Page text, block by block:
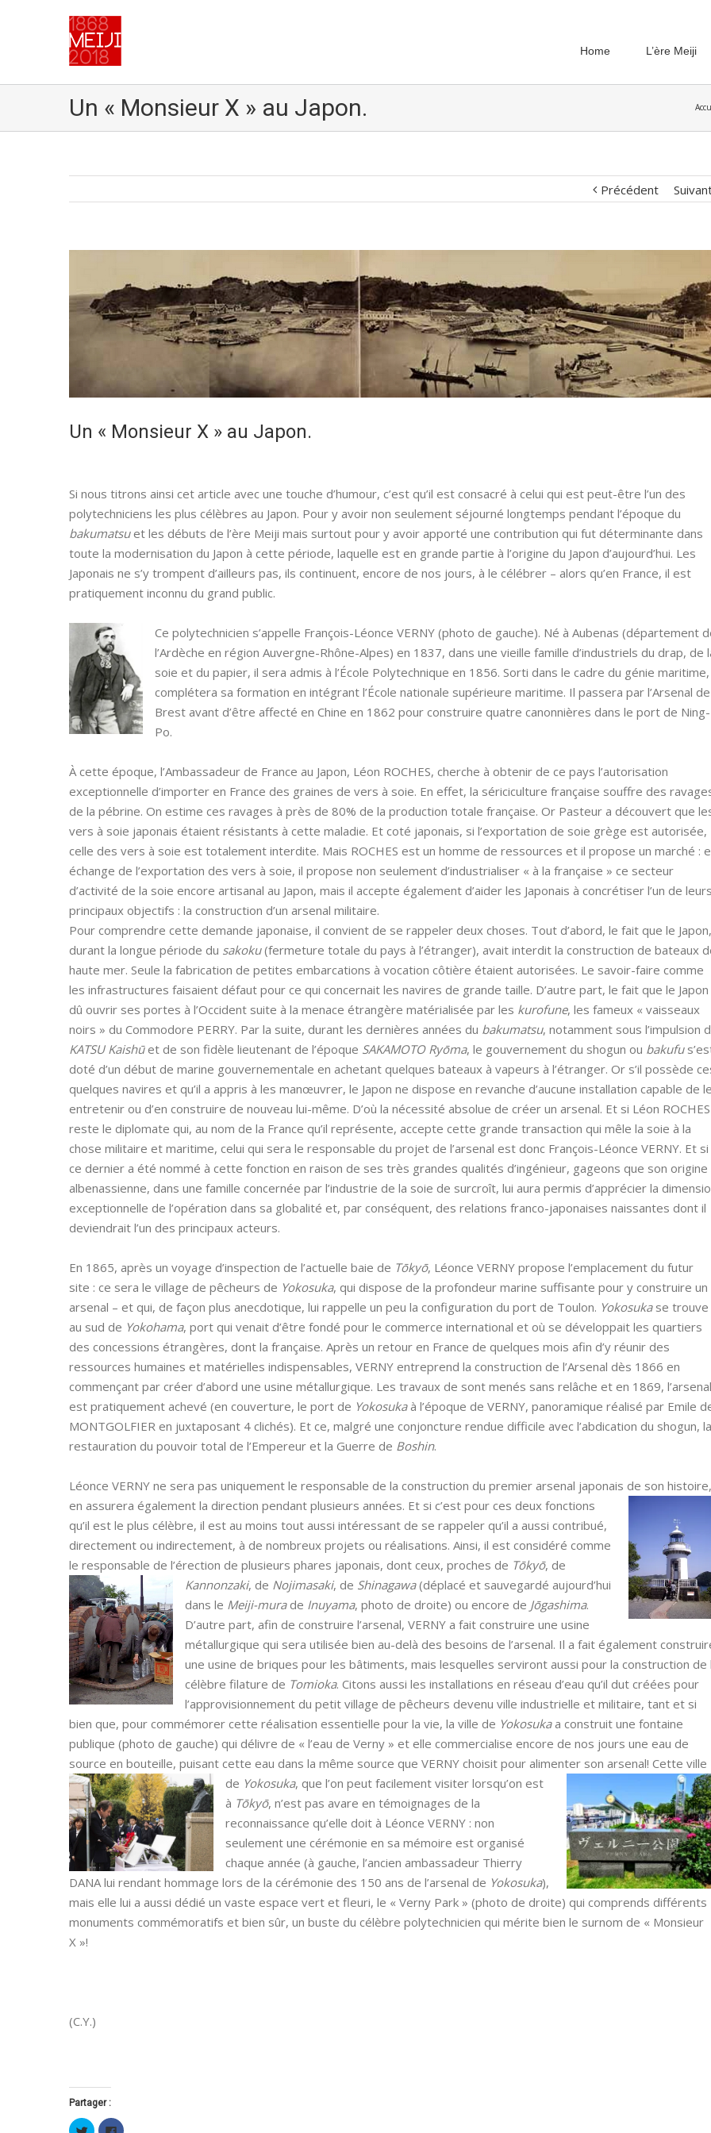
Home L’ère Meiji
Un « Monsieur X » au Japon.
Précédent
agrandie
Un « Monsieur X » au Japon.
Si nous titrons ainsi cet article avec une touche d’humour, c’est qu’il est consacré à celui qui est peut-être l’un des
polytechniciens les plus célèbres au Japon. Pour y avoir non seulement séjourné longtemps pendant l’époque du
bakumatsuet les débuts de l’ère Meiji mais surtout pour y avoir apporté une contribution qui fut déterminante dans
toute la modernisation du Japon à cette période, laquelle est en grande partie à l’origine du Japon d’aujourd’hui. Les
Japonais ne s’y trompent d’ailleurs pas, ils continuent, encore de nos jours, à le célébrer – alors qu’en France, il est
pratiquement inconnu du grand public.
Ce polytechnicien s’appelle François-Léonce VERNY (photo de gauche). Né à Aubenas (département
l’Ardèche en région Auvergne-Rhône-Alpes) en 1837, dans une vieille famille d’industriels du drap, de
soie et du papier, il sera admis à l’École Polytechnique en 1856. Sorti dans le cadre du génie maritime,
complétera sa formation en intégrant l’École nationale supérieure maritime. Il passera par l’Arsenal de
Brest avant d’être affecté en Chine en 1862 pour construire quatre canonnières dans le port de Ning-
Po.
À cette époque, l’Ambassadeur de France au Japon, Léon ROCHES, cherche à obtenir de ce pays l’autorisation
exceptionnelle d’importer en France des graines de vers à soie. En effet, la sériciculture française souffre des
de la pébrine. On estime ces ravages à près de 80% de la production totale française. Or Pasteur a découvert que
vers à soie japonais étaient résistants à cette maladie. Et coté japonais, si l’exportation de soie grège est autorisée,
celle des vers à soie est totalement interdite. Mais ROCHES est un homme de ressources et il propose un marché :
échange de l’exportation des vers à soie, il propose non seulement d’industrialiser « à la française » ce secteur
d’activité de la soie encore artisanal au Japon, mais il accepte également d’aider les Japonais à concrétiser l’un de leurs
principaux objectifs : la construction d’un arsenal militaire.
Pour comprendre cette demande japonaise, il convient de se rappeler deux choses. Tout d’abord, le fait que le Japon,
durant la longue période du sakoku(fermeture totale du pays à l’étranger), avait interdit la construction de bateaux
haute mer. Seule la fabrication de petites embarcations à vocation côtière étaient autorisées. Le savoir-faire comme
les infrastructures faisaient défaut pour ce qui concernait les navires de grande taille. D’autre part, le fait que le Japon
dû ouvrir ses portes à l’Occident suite à la menace étrangère matérialisée par les kurofune, les fameux « vaisseaux
noirs » du Commodore PERRY. Par la suite, durant les dernières années du bakumatsu, notamment sous l’impulsion
KATSU Kaishūet de son fidèle lieutenant de l’époque SAKAMOTO Ryōma, le gouvernement du shogun ou bakufu
doté d’un début de marine gouvernementale en achetant quelques bateaux à vapeurs à l’étranger. Or s’il possède
quelques navires et qu’il a appris à les manœuvrer, le Japon ne dispose en revanche d’aucune installation capable de
entretenir ou d’en construire de nouveau lui-même. D’où la nécessité absolue de créer un arsenal. Et si Léon ROCHES
reste le diplomate qui, au nom de la France qu’il représente, accepte cette grande transaction qui mêle la soie à la
chose militaire et maritime, celui qui sera le responsable du projet de l’arsenal est donc François-Léonce VERNY. Et si
ce dernier a été nommé à cette fonction en raison de ses très grandes qualités d’ingénieur, gageons que son origine
albenassienne, dans une famille concernée par l’industrie de la soie de surcroît, lui aura permis d’apprécier la
exceptionnelle de l’opération dans sa globalité et, par conséquent, des relations franco-japonaises naissantes dont il
deviendrait l’un des principaux acteurs.
En 1865, après un voyage d’inspection de l’actuelle baie de Tōkyō, Léonce VERNY propose l’emplacement du futur
site : ce sera le village de pêcheurs de Yokosuka, qui dispose de la profondeur marine suffisante pour y construire un
arsenal – et qui, de façon plus anecdotique, lui rappelle un peu la configuration du port de Toulon. Yokosukase trouve
au sud de Yokohama, port qui venait d’être fondé pour le commerce international et où se développait les quartiers
des concessions étrangères, dont la française. Après un retour en France de quelques mois afin d’y réunir des
ressources humaines et matérielles indispensables, VERNY entreprend la construction de l’Arsenal dès 1866 en
commençant par créer d’abord une usine métallurgique. Les travaux de sont menés sans relâche et en 1869, l’arsenal
est pratiquement achevé (en couverture, le port de Yokosukaà l’époque de VERNY, panoramique réalisé par Emile
MONTGOLFIER en juxtaposant 4 clichés). Et ce, malgré une conjoncture rendue difficile avec l’abdication du shogun, la
restauration du pouvoir total de l’Empereur et la Guerre de Boshin.
Léonce VERNY ne sera pas uniquement le responsable de la construction du premier arsenal japonais de son
en assurera également la direction pendant plusieurs années. Et si c’est pour ces deux fonctions
qu’il est le plus célèbre, il est au moins tout aussi intéressant de se rappeler qu’il a aussi contribué,
directement ou indirectement, à de nombreux projets ou réalisations. Ainsi, il est considéré comme
le responsable de l’érection de plusieurs phares japonais, dont ceux, proches de Tōkyō, de
Kannonzaki, de Nojimasaki, de Shinagawa(déplacé et sauvegardé aujourd’hui
dans le Meiji-murade Inuyama, photo de droite) ou encore de Jōgashima.
D’autre part, afin de construire l’arsenal, VERNY a fait construire une usine
métallurgique qui sera utilisée bien au-delà des besoins de l’arsenal. Il a fait également
une usine de briques pour les bâtiments, mais lesquelles serviront aussi pour la construction de
célèbre filature de Tomioka. Citons aussi les installations en réseau d’eau qu’il dut créées pour
l’approvisionnement du petit village de pêcheurs devenu ville industrielle et militaire, tant et si
bien que, pour commémorer cette réalisation essentielle pour la vie, la ville de Yokosukaa construit une fontaine
publique (photo de gauche) qui délivre de « l’eau de Verny » et elle commercialise encore de nos jours une eau de
source en bouteille, puisant cette eau dans la même source que VERNY choisit pour alimenter son arsenal! Cette ville
de Yokosuka, que l’on peut facilement visiter lorsqu’on est
à Tōkyō, n’est pas avare en témoignages de la
reconnaissance qu’elle doit à Léonce VERNY : non
seulement une cérémonie en sa mémoire est organisé
chaque année (à gauche, l’ancien ambassadeur Thierry
DANA lui rendant hommage lors de la cérémonie des 150 ans de l’arsenal de Yokosuka),
mais elle lui a aussi dédié un vaste espace vert et fleuri, le « Verny Park » (photo de droite) qui comprends différents
monuments commémoratifs et bien sûr, un buste du célèbre polytechnicien qui mérite bien le surnom de « Monsieur
X »!
(C.Y.)
Partager :
CliquezCliquez